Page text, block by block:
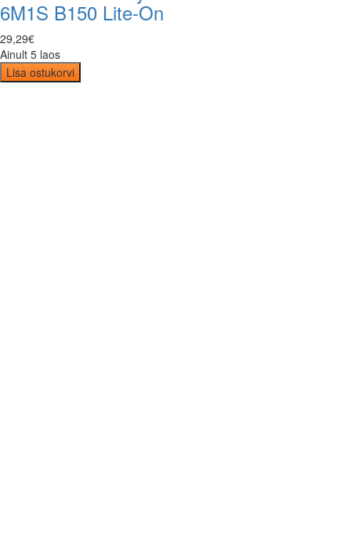
6M1S B150 Lite-On
29,29€
Ainult 5 laos
Lisa ostukorvi